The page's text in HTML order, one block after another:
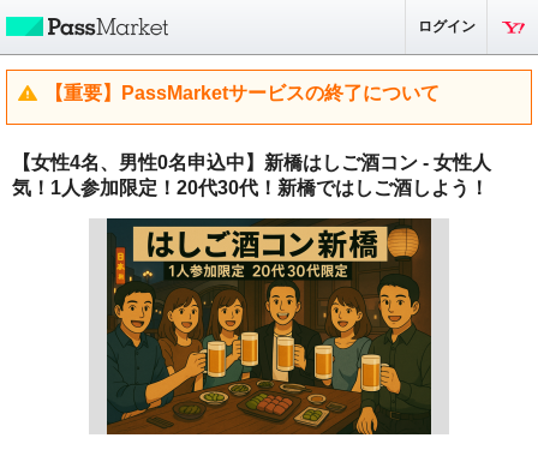
ログイン
【重要】PassMarketサービスの終了について
【女性4名、男性0名申込中】新橋はしご酒コン - 女性人
気！1人参加限定！20代30代！新橋ではしご酒しよう！